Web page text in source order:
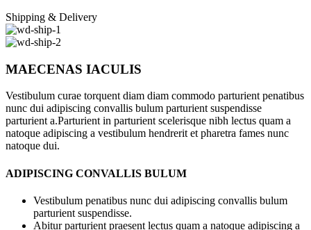
Shipping & Delivery
MAECENAS IACULIS
Vestibulum curae torquent diam diam commodo parturient penatibus
nunc dui adipiscing convallis bulum parturient suspendisse
parturient a.Parturient in parturient scelerisque nibh lectus quam a
natoque adipiscing a vestibulum hendrerit et pharetra fames nunc
natoque dui.
ADIPISCING CONVALLIS BULUM
Vestibulum penatibus nunc dui adipiscing convallis bulum
parturient suspendisse.
Abitur parturient praesent lectus quam a natoque adipiscing a